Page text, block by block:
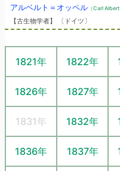
アルベルト＝オッペル（Carl Albert
【古生物学者】 〔ドイツ〕
1821年 1822年
1826年 1827年
1831年 1832年
1836年 1837年